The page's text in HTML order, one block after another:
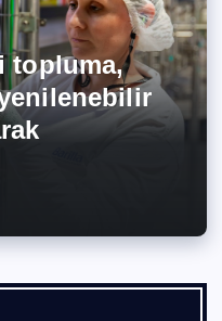
topluma,
yenilenebilir